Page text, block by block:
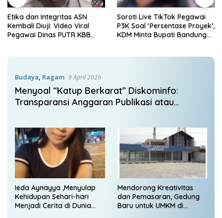
Etika dan Integritas ASN
Kembali Diuji: Video Viral
Pegawai Dinas PUTR KBB
Soroti Live TikTok Pegawai
P3K Soal ‘Persentase Proyek’,
KDM Minta Bupati Bandung
Budaya, Ragam 9 April 2026
Menyoal “Katup Berkarat” Diskominfo:
Transparansi Anggaran Publikasi atau
Ieda Aynayya ,Menyulap
Kehidupan Sehari-hari
Menjadi Cerita di Dunia
Mendorong Kreativitas
dan Pemasaran, Gedung
Baru untuk UMKM di